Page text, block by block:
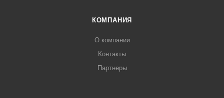
КОМПАНИЯ
О компании
Контакты
Партнеры